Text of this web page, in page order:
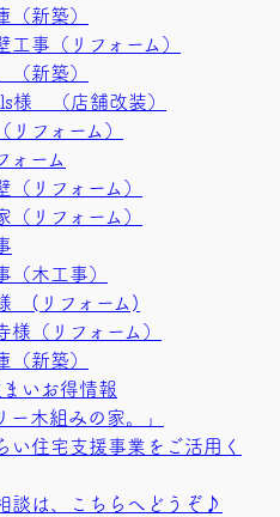
（新築）
工事（リフォーム）
（新築）
様 （店舗改装）
フォーム）
ォーム
リフォーム）
リフォーム）
（木工事）
(リフォーム)
様（リフォーム）
（新築）
いお得情報
ー木組みの家。」
い住宅支援事業をご活用く
談は、こちらへどうぞ♪